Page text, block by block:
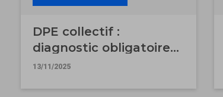
DPE collectif :
diagnostic obligatoire
pour une copropriété
13/11/2025